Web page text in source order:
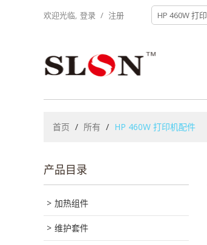
欢迎光临, 登录 / 注册
首页 / 所有 / HP 460W 打印机配件
产品目录
加热组件
维护套件